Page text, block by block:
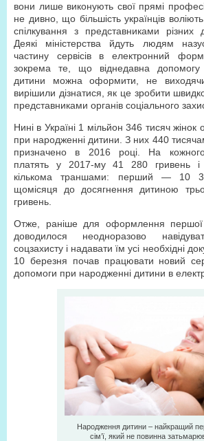
вони лише виконують свої прямі
не дивно, що більшість українців
спілкування з представниками різних
Деякі міністерства йдуть людям
частину сервісів в електронний
зокрема те, що віднедавна допомогу
дитини можна оформити, не
вирішили дізнатися, як це зробити
представниками органів соціального
Нині в Україні 1 мільйон 346 тисяч
при народженні дитини. З них 440
призначено в 2016 році. На
платять у 2017-му 41 280 гривень і
кількома траншами: перший — 10
щомісяця до досягнення дитиною
гривень.
Отже, раніше для оформлення першої
доводилося неодноразово
соцзахисту і надавати їм усі необхідні
10 березня почав працювати новий
допомоги при народженні дитини в
Народження дитини – найкращий
сім’ї, який не повинна